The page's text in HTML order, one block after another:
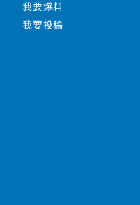
我要爆料
我要投稿